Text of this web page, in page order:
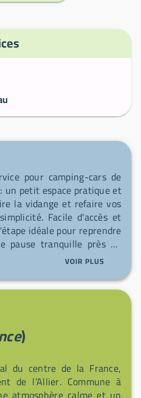
pour camping-cars de
petit espace pratique et
la vidange et refaire vos
Facile d'accès et
idéale pour reprendre
tranquille près du
arrêter — un accueil
VOIR PLUS
)
du centre de la France,
de l’Allier. Commune à